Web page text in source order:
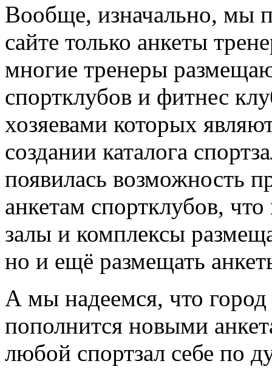
Вообще, изначально, мы
сайте только анкеты
многие тренеры
спортклубов и фитнес
хозяевами которых
создании каталога
появилась возможность
анкетам спортклубов,
залы и комплексы
но и ещё размещать
А мы надеемся, что
пополнится новыми
любой спортзал себе по